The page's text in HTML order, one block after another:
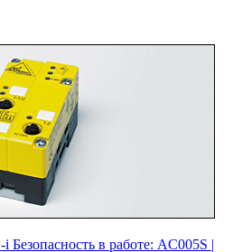
в работе: AC005S |‌